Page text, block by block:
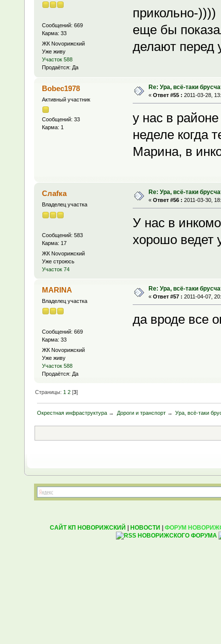
Сообщений: 669
Карма: 33
ЖК Novoрижский
Уже живу
Участок 588
Продаётся: Да
прикольно-))))
еще бы
делают перед
Bobec1978
Активный участник
Сообщений: 33
Карма: 1
Re: Ура, всё-таки
« Ответ #55 : 2011-03-28,
у нас в
неделе когда
Марина, в
Слаfка
Владелец участка
Сообщений: 583
Карма: 17
ЖК Novoрижский
Уже строюсь
Участок 74
Re: Ура, всё-таки
« Ответ #56 : 2011-03-30,
У нас в
хорошо ведет
MARINA
Владелец участка
Сообщений: 669
Карма: 33
ЖК Novoрижский
Уже живу
Участок 588
Продаётся: Да
Re: Ура, всё-таки
« Ответ #57 : 2011-04-07,
да вроде все
Страницы: 1 2 [3]
Окрестная инфраструктура → Дороги и транспорт→ Ура, всё-таки
САЙТ КП НОВОРИЖСКИЙ НОВОСТИ ФОРУМ